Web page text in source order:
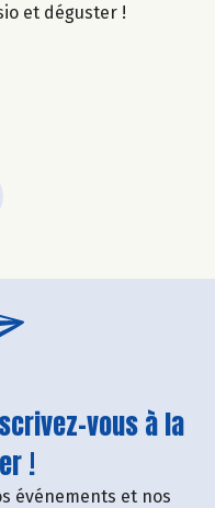
et déguster !
vous à la
!
événements et nos